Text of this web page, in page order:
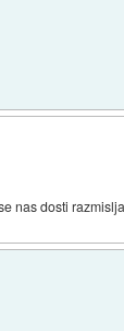
nas dosti